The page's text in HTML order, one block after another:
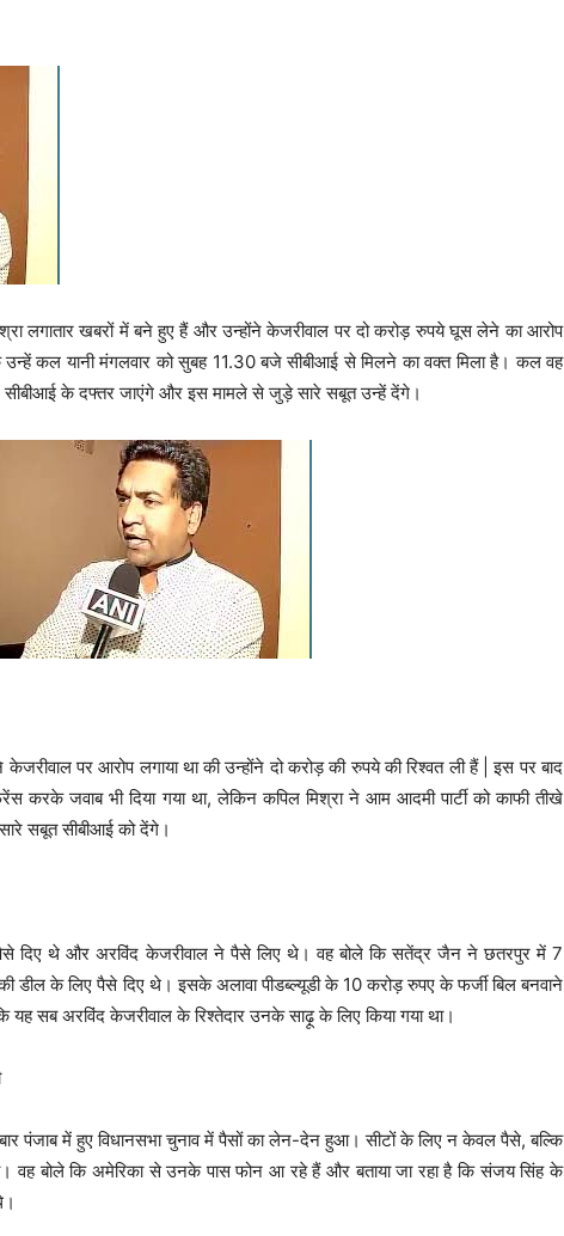
लगातार खबरों में बने हुए हैं और उन्होंने केजरीवाल पर दो करोड़ रुपये घूस लेने का आरोप
उन्हें कल यानी मंगलवार को सुबह 11.30 बजे सीबीआई से मिलने का वक्त मिला है। कल वह
के दफ्तर जाएंगे और इस मामले से जुड़े सारे सबूत उन्हें देंगे।
पर आरोप लगाया था की उन्होंने दो करोड़ की रुपये की रिश्वत ली हैं | इस पर बाद
करके जवाब भी दिया गया था, लेकिन कपिल मिश्रा ने आम आदमी पार्टी को काफी तीखे
सबूत सीबीआई को देंगे।
दिए थे और अरविंद केजरीवाल ने पैसे लिए थे। वह बोले कि सतेंद्र जैन ने छतरपुर में 7
डील के लिए पैसे दिए थे। इसके अलावा पीडब्ल्यूडी के 10 करोड़ रुपए के फर्जी बिल बनवाने
यह सब अरविंद केजरीवाल के रिश्तेदार उनके साढ़ू के लिए किया गया था।
पंजाब में हुए विधानसभा चुनाव में पैसों का लेन-देन हुआ। सीटों के लिए न केवल पैसे, बल्कि
वह बोले कि अमेरिका से उनके पास फोन आ रहे हैं और बताया जा रहा है कि संजय सिंह के